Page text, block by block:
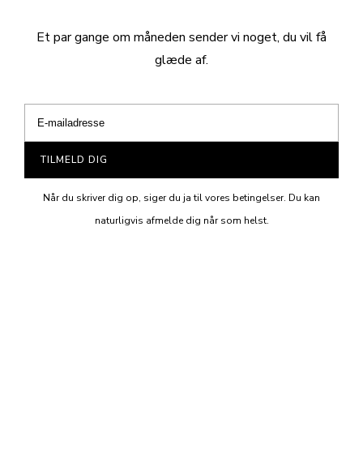
Et par gange om måneden sender vi noget, du vil få
glæde af.
TILMELD DIG
Når du skriver dig op, siger du ja til vores betingelser. Du kan
naturligvis afmelde dig når som helst.